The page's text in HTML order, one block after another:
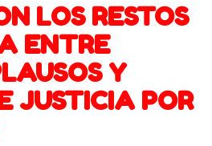
LOS RESTOS
ENTRE
Y
JUSTICIA POR